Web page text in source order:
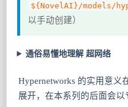
${NovelAI}/models/
以手动创建）
通俗易懂地理解 超网络
Hypernetworks 的实用意义
展开，在本系列的后面会以